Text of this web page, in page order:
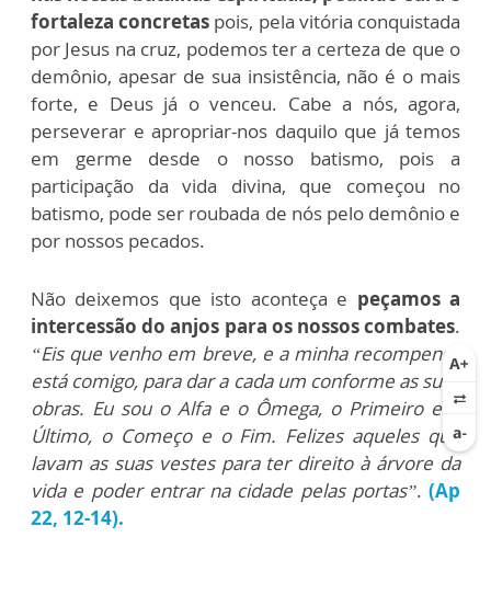
fortaleza concretas pois, pela vitória conquistada
por Jesus na cruz, podemos ter a certeza de que o
demônio, apesar de sua insistência, não é o mais
forte, e Deus já o venceu. Cabe a nós, agora,
perseverar e apropriar-nos daquilo que já temos
em germe desde o nosso batismo, pois a
participação da vida divina, que começou no
batismo, pode ser roubada de nós pelo demônio e
por nossos pecados.
Não deixemos que isto aconteça e peçamos a
intercessão do anjos para os nossos combates.
“Eis que venho em breve, e a minha recompensa
está comigo, para dar a cada um conforme as suas
obras. Eu sou o Alfa e o Ômega, o Primeiro e o
Último, o Começo e o Fim. Felizes aqueles que
lavam as suas vestes para ter direito à árvore da
vida e poder entrar na cidade pelas portas”. (Ap
22, 12-14).